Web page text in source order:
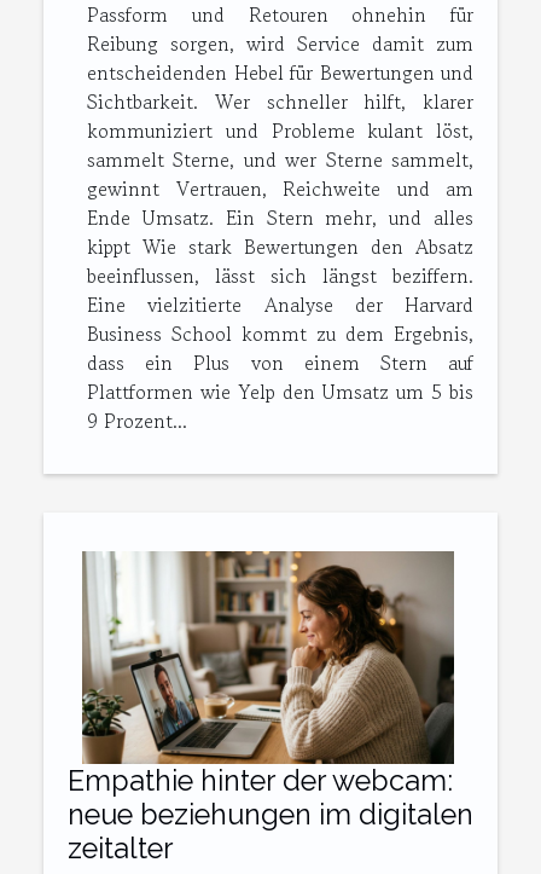
Passform und Retouren ohnehin für
Reibung sorgen, wird Service damit zum
entscheidenden Hebel für Bewertungen und
Sichtbarkeit. Wer schneller hilft, klarer
kommuniziert und Probleme kulant löst,
sammelt Sterne, und wer Sterne sammelt,
gewinnt Vertrauen, Reichweite und am
Ende Umsatz. Ein Stern mehr, und alles
kippt Wie stark Bewertungen den Absatz
beeinflussen, lässt sich längst beziffern.
Eine vielzitierte Analyse der Harvard
Business School kommt zu dem Ergebnis,
dass ein Plus von einem Stern auf
Plattformen wie Yelp den Umsatz um 5 bis
9 Prozent...
Empathie hinter der webcam:
neue beziehungen im digitalen
zeitalter